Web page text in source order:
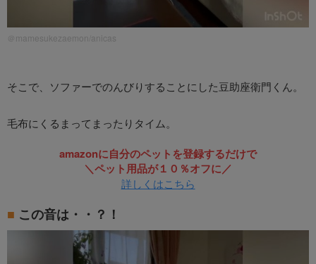
＠mamesukezaemon/anicas
そこで、ソファーでのんびりすることにした豆助座衛門くん。
毛布にくるまってまったりタイム。
amazonに自分のペットを登録するだけで
＼ペット用品が１０％オフに／
詳しくはこちら
この音は・・？！